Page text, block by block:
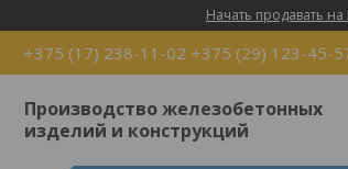
Начать продавать на
+375 (17) 238-11-02 +375 (29) 123-45-
Производство железобетонных
изделий и конструкций